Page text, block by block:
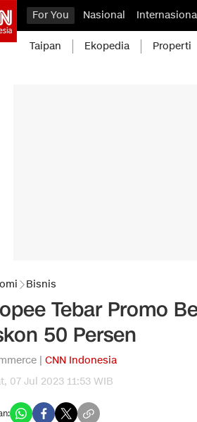
For You Nasional
Taipan Ekopedia Properti
Bisnis
Tebar Promo
50 Persen
| CNN Indonesia
07 Jul 2023 11:53 WIB